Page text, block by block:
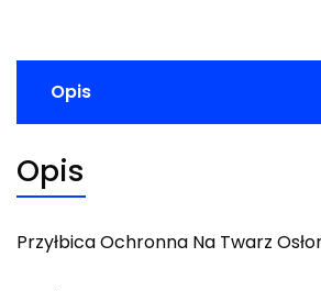
Opis
Opis
Przyłbica Ochronna Na Twarz